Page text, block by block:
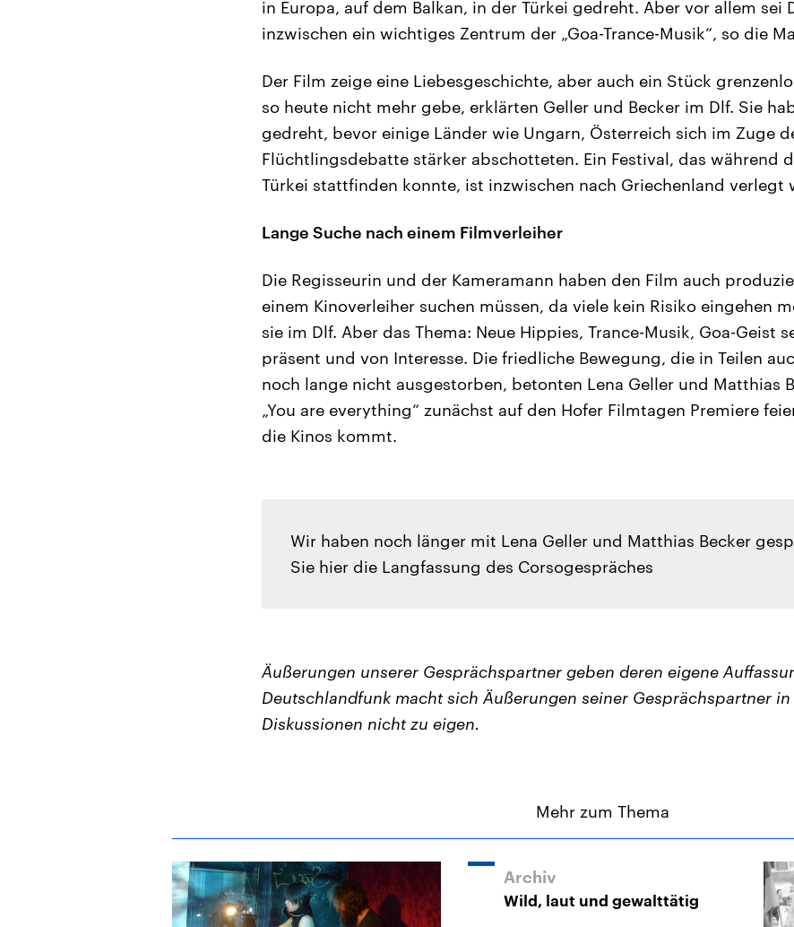
in Europa, auf dem Balkan, in der Türkei gedreht. Aber vor allem sei
inzwischen ein wichtiges Zentrum der „Goa-Trance-Musik“, so die
Der Film zeige eine Liebesgeschichte, aber auch ein Stück
so heute nicht mehr gebe, erklärten Geller und Becker im Dlf. Sie
gedreht, bevor einige Länder wie Ungarn, Österreich sich im Zuge
Flüchtlingsdebatte stärker abschotteten. Ein Festival, das während
Türkei stattfinden konnte, ist inzwischen nach Griechenland verlegt
Lange Suche nach einem Filmverleiher
Die Regisseurin und der Kameramann haben den Film auch
einem Kinoverleiher suchen müssen, da viele kein Risiko eingehen
sie im Dlf. Aber das Thema: Neue Hippies, Trance-Musik, Goa-Geist
präsent und von Interesse. Die friedliche Bewegung, die in Teilen
noch lange nicht ausgestorben, betonten Lena Geller und Matthias
„You are everything“ zunächst auf den Hofer Filmtagen Premiere
die Kinos kommt.
Wir haben noch länger mit Lena Geller und Matthias Becker
Sie hier die Langfassung des Corsogespräches
Äußerungen unserer Gesprächspartner geben deren eigene
Deutschlandfunk macht sich Äußerungen seiner Gesprächspartner
Diskussionen nicht zu eigen.
Mehr zum Thema
Archiv
Wild, laut und gewalttätig